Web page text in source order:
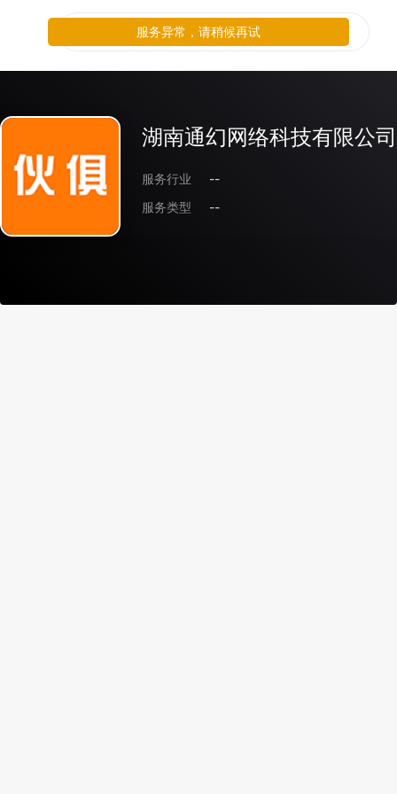
湖南通幻网络科技有限公司
服务行业
--
服务类型
--
服务异常，请稍候再试